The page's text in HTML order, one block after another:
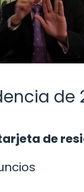
de
de